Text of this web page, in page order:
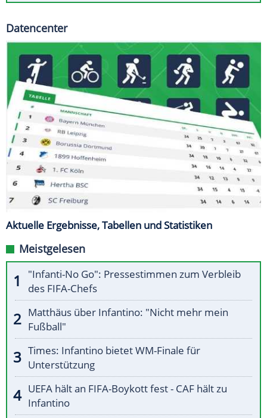
Datencenter
Aktuelle Ergebnisse, Tabellen und Statistiken
Meistgelesen
"Infanti-No Go": Pressestimmen zum Verbleib
des FIFA-Chefs
Matthäus über Infantino: "Nicht mehr mein
Fußball"
Times: Infantino bietet WM-Finale für
Unterstützung
UEFA hält an FIFA-Boykott fest - CAF hält zu
Infantino